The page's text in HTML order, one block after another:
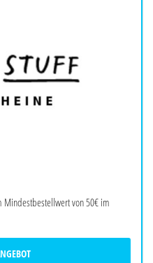
von 50€ im